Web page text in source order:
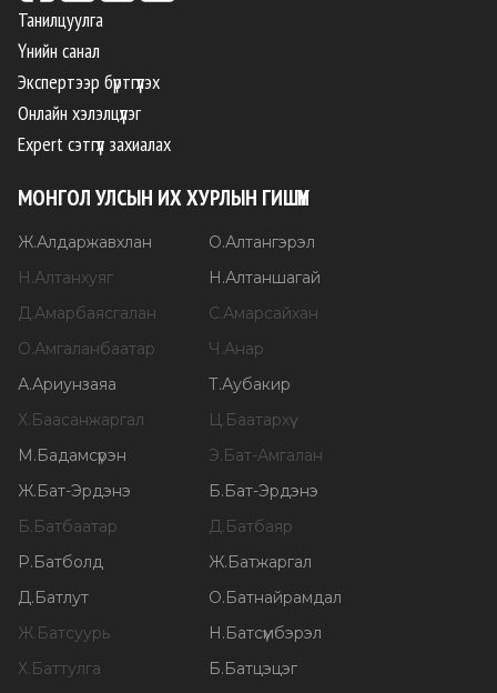
Танилцуулга
Үнийн санал
Экспертээр бүртгүүлэх
Онлайн хэлэлцүүлэг
Expert сэтгүүл захиалах
МОНГОЛ УЛСЫН ИХ ХУРЛЫН ГИШҮҮН
Ж.Алдаржавхлан О.Алтангэрэл
Н.Алтанхуяг Н.Алтаншагай
Д.Амарбаясгалан С.Амарсайхан
О.Амгаланбаатар Ч.Анар
А.Ариунзаяа Т.Аубакир
Х.Баасанжаргал Ц.Баатархүү
М.Бадамсүрэн Э.Бат-Амгалан
Ж.Бат-Эрдэнэ Б.Бат-Эрдэнэ
Б.Батбаатар Д.Батбаяр
Р.Батболд Ж.Батжаргал
Д.Батлут О.Батнайрамдал
Ж.Батсуурь Н.Батсүмбэрэл
Х.Баттулга Б.Батцэцэг